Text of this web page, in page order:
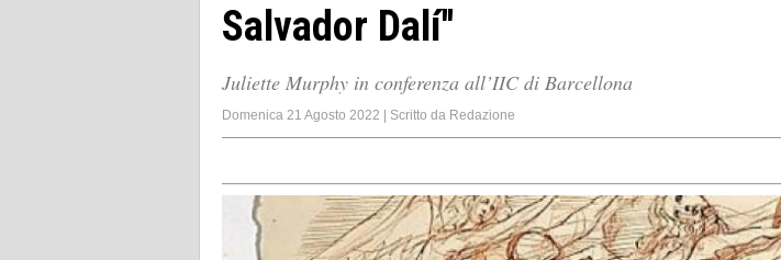
Salvador Dalí''
Juliette Murphy in conferenza all’IIC di Barcellona
Domenica 21 Agosto 2022 | Scritto da Redazione